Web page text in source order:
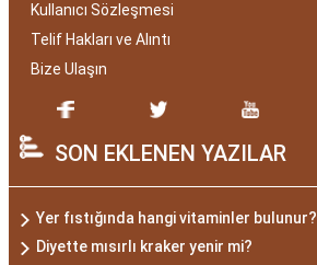
Kullanıcı Sözleşmesi
Telif Hakları ve Alıntı
Bize Ulaşın
SON EKLENEN YAZILAR
Yer fıstığında hangi vitaminler bulunur?
Diyette mısırlı kraker yenir mi?